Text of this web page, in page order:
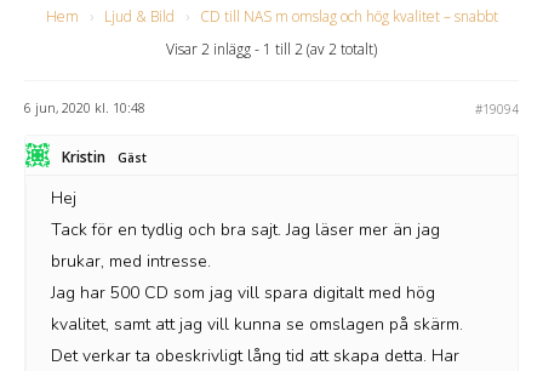
Hem › Ljud & Bild ›
CD till NAS m omslag och hög kvalitet – snabbt
Visar 2 inlägg - 1 till 2 (av 2 totalt)
6 jun, 2020 kl. 10:48 #19094
Kristin Gäst
Hej
Tack för en tydlig och bra sajt. Jag läser mer än jag
brukar, med intresse.
Jag har 500 CD som jag vill spara digitalt med hög
kvalitet, samt att jag vill kunna se omslagen på skärm.
Det verkar ta obeskrivligt lång tid att skapa detta. Har